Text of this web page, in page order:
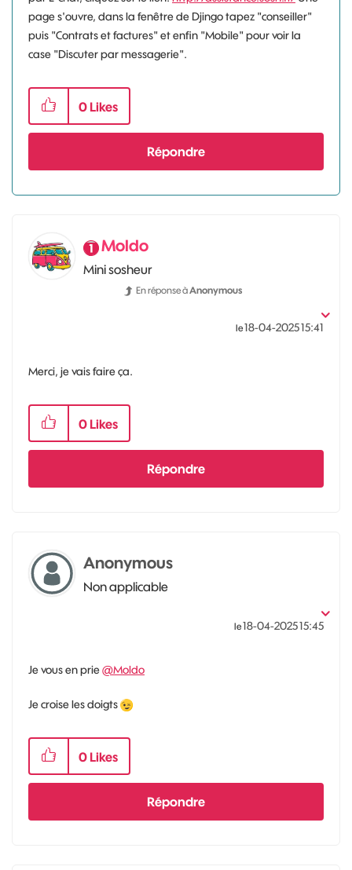
page s'ouvre, dans la fenêtre de Djingo tapez "conseiller"
puis "Contrats et factures" et enfin "Mobile" pour voir la
case "Discuter par messagerie".
0 Likes
Répondre
Moldo
Mini sosheur
En réponse àAnonymous
le‎18-04-202515:41
Merci, je vais faire ça.
0 Likes
Répondre
Anonymous
Non applicable
le‎18-04-202515:45
Je vous en prie@Moldo
Je croise les doigts
0 Likes
Répondre